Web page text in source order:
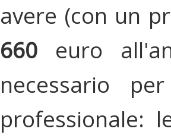
avere (con un
660 euro
necessario
professionale: